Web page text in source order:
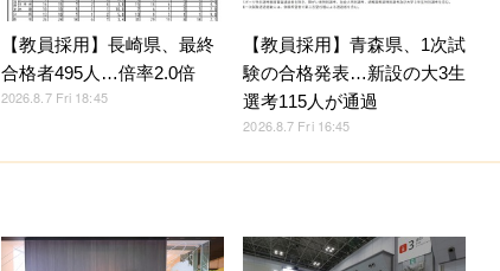
【教員採用】長崎県、最終
合格者495人…倍率2.0倍
2026.8.7 Fri 18:45
【教員採用】青森県、1次試
験の合格発表…新設の大3生
選考115人が通過
2026.8.7 Fri 16:45